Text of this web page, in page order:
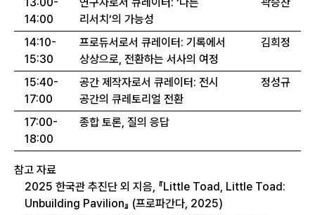
13:00-
14:00
연구자로서 큐레이터: ‘다른
리서치’의 가능성
곽승찬
14:10-
15:30
프로듀서로서 큐레이터: 기록에서
상상으로, 전환하는 서사의 여정
김희정
15:40-
17:00
공간 제작자로서 큐레이터: 전시
공간의 큐레토리얼 전환
정성규
17:00-
18:00
종합 토론, 질의 응답
참고 자료
2025 한국관 추진단 외 지음, 『Little Toad, Little Toad:
Unbuilding Pavilion』 (프로파간다, 2025)